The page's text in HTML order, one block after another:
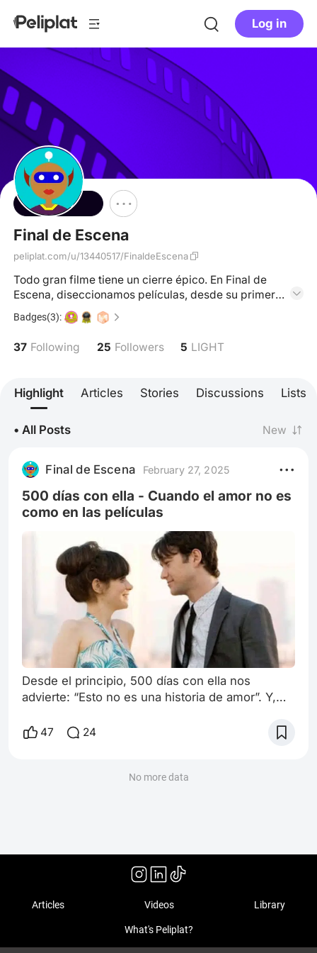
Log in
Follow
Final de Escena
peliplat.com/u/13440517/FinaldeEscena
Todo gran filme tiene un cierre épico. En Final de
Escena, diseccionamos películas, desde su primer
fotograma hasta su último segundo, para descubrir
qué las hace inolvidables.
Badges(3):
37 Following 25 Followers 5 LIGHT
Highlight Articles Stories Discussions Lists
• All Posts New
Final de Escena February 27, 2025
500 días con ella - Cuando el amor no es
como en las películas
Desde el principio, 500 días con ella nos
advierte: “Esto no es una historia de amor”. Y,
de amor… o al menos, en una historia sobre lo
tradicional de las comedias románticas. No hay
47 24
No more data
Articles Videos Library
What's Peliplat?